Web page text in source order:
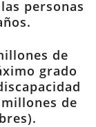
personas
de
grado
de